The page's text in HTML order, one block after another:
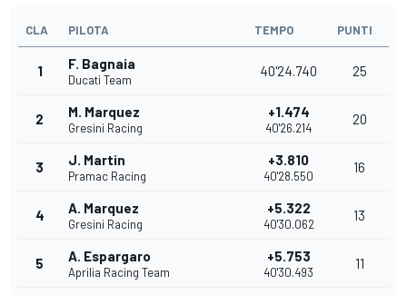
CLA PILOTA TEMPO PUNTI
1 F. Bagnaia
Ducati Team
40'24.740 25
2 M. Marquez
Gresini Racing
+1.474
40'26.214
20
3 J. Martin
Pramac Racing
+3.810
40'28.550
16
4 A. Marquez
Gresini Racing
+5.322
40'30.062
13
5 A. Espargaro
Aprilia Racing Team
+5.753
40'30.493
11